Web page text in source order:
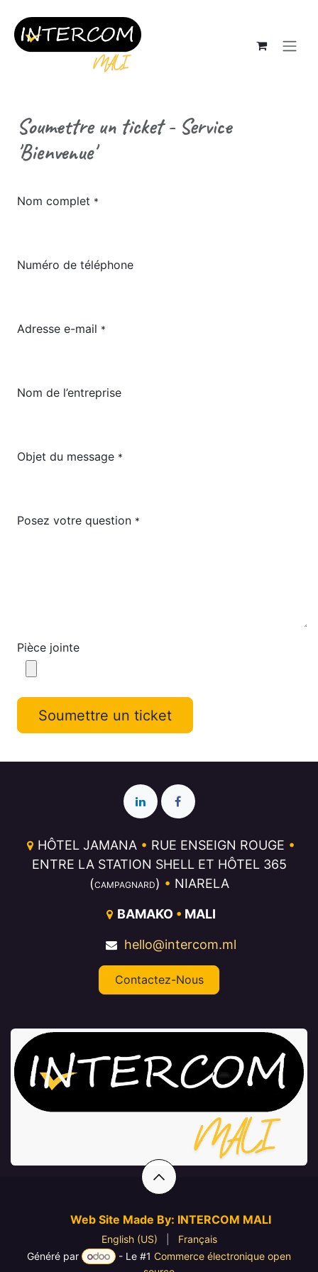
Soumettre un ticket - Service
'Bienvenue'
Nom complet *
Numéro de téléphone
Adresse e-mail *
Nom de l’entreprise
Objet du message *
Posez votre question *
Pièce jointe
Soumettre un ticket
HÔTEL JAMANA • RUE ENSEIGN ROUGE •
ENTRE LA STATION SHELL ET HÔTEL 365
(CAMPAGNARD) • NIARELA
BAMAKO • MALI
hello@intercom.ml
Contactez-Nous
Web Site Made By: INTERCOM MALI
English (US)
Français
Généré par
- Le #1Commerce électronique open